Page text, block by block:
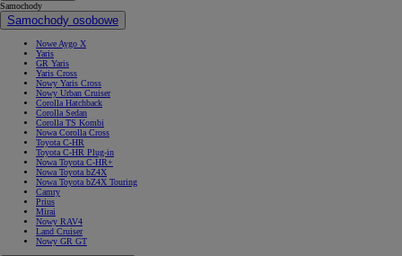
Samochody
Samochody osobowe
Nowe Aygo X
Yaris
GR Yaris
Yaris Cross
Nowy Yaris Cross
Nowy Urban Cruiser
Corolla Hatchback
Corolla Sedan
Corolla TS Kombi
Nowa Corolla Cross
Toyota C-HR
Toyota C-HR Plug-in
Nowa Toyota C-HR+
Nowa Toyota bZ4X
Nowa Toyota bZ4X Touring
Camry
Prius
Mirai
Nowy RAV4
Land Cruiser
Nowy GR GT